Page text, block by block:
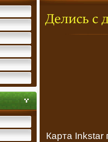
Карта Inkstar